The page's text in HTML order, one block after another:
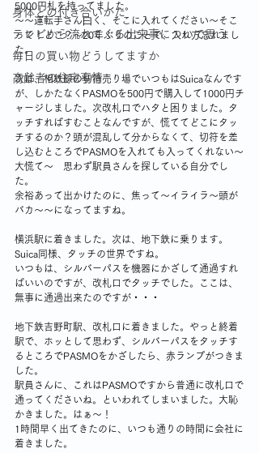
身体との付き合いかた
テレビから流れてくる出来事について思う
毎日の買い物どうしてますか
高齢者の住宅事情
5000円札を持ってました。
～～運転手さん曰く、そこに入れてください～そこ
って！どこ？～20年ぶりのことで、入れ方忘れまし
た。
次は、相鉄線の切符売り場でいつもはSuicaなんです
が、しかたなくPASMOを500円で購入して1000円チ
ャージしました。次改札口でハタと困りました。タ
ッチすればすむことなんですが、慌ててどこにタッ
チするのか？頭が混乱して分からなくて、切符を差
し込むところでPASMOを入れても入ってくれない～
大慌て～　思わず駅員さんを探している自分でし
た。
余裕あって出かけたのに、焦って～イライラ～頭が
バカ～～になってますね。
横浜駅に着きました。次は、地下鉄に乗ります。
Suica同様、タッチの世界ですね。
いつもは、シルバーパスを機器にかざして通過すれ
ばいいのですが、改札口でタッチでした。ここは、
無事に通過出来たのですが・・・
地下鉄吉野町駅、改札口に着きました。やっと終着
駅で、ホッとして思わず、シルバーパスをタッチす
るところでPASMOをかざしたら、赤ランプがつきま
した。
駅員さんに、これはPASMOですから普通に改札口で
通ってくださいね。といわれてしまいました。大恥
かきました。はぁ～！
1時間早く出てきたのに、いつも通りの時間に会社に
着きました。